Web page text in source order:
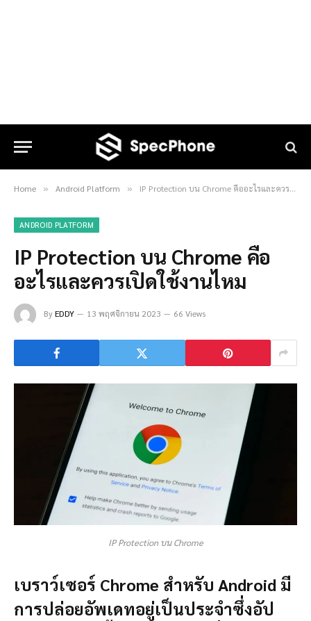
Home » Android Platform » IP Protection บน Chrome คืออะไรและควรเปิดใช้งานไหม
ANDROID PLATFORM
IP Protection บน Chrome คือ
อะไรและควรเปิดใช้งานไหม
ByEDDY 13 พฤศจิกายน 2023 66 Views
IP Protection บน Chrome
เบราว์เซอร์ Chrome สำหรับ Android มี
การปล่อยอัพเดทอยู่เป็นประจำซึ่งอัป